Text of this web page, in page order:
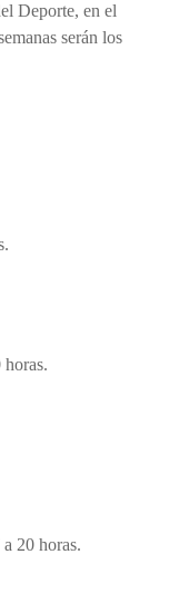
Deporte, en el
serán los
20 horas.